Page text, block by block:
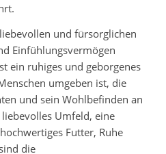
und fürsorglichen
Einfühlungsvermögen
ein ruhiges und geborgenes
umgeben ist, die
und sein Wohlbefinden an
Umfeld, eine
Futter, Ruhe
die